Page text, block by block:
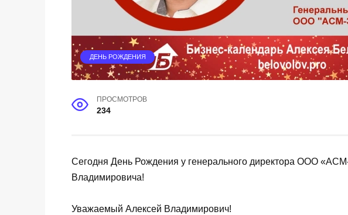
ДЕНЬ РОЖДЕНИЯ
ПРОСМОТРОВ
234
Сегодня День Рождения у генерального директора ООО
Владимировича!
Уважаемый Алексей Владимирович!